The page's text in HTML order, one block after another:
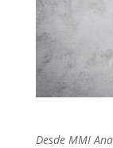
Desde MMI